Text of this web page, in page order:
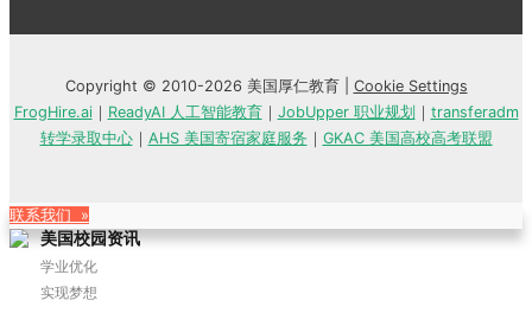
Copyright © 2010-2026 美国厚仁教育 | Cookie Settings
FrogHire.ai｜ ReadyAI 人工智能教育｜ JobUpper 职业规划 ｜ transferadm
转学录取中心｜ AHS 美国寄宿家庭服务 ｜ GKAC 美国高校高考联盟
联系我们 »
美国校园资讯
学业优化
实现梦想